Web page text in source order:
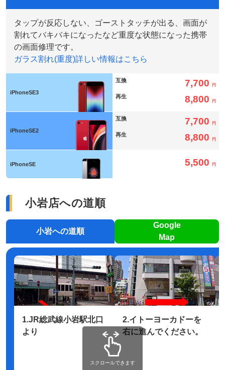
タップが反応しない、ゴーストタッチが出る、画面が
割れてバキバキになったなど重度な状態になった携帯
の画面修理です。
ガラス割れ(重度)詳しい情報はこちら
iPhoneSE3
互換 7,700 円
再生 8,800 円
iPhoneSE2
互換 7,700 円
再生 8,800 円
iPhoneSE 5,500 円
小岩店への道順
小岩への道順
Google
Map
1.JR総武線小岩駅北口
より
2.イトーヨーカドーを
右に進んでください。